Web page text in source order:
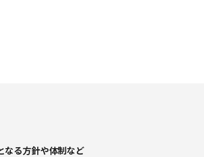
なる方針や体制など